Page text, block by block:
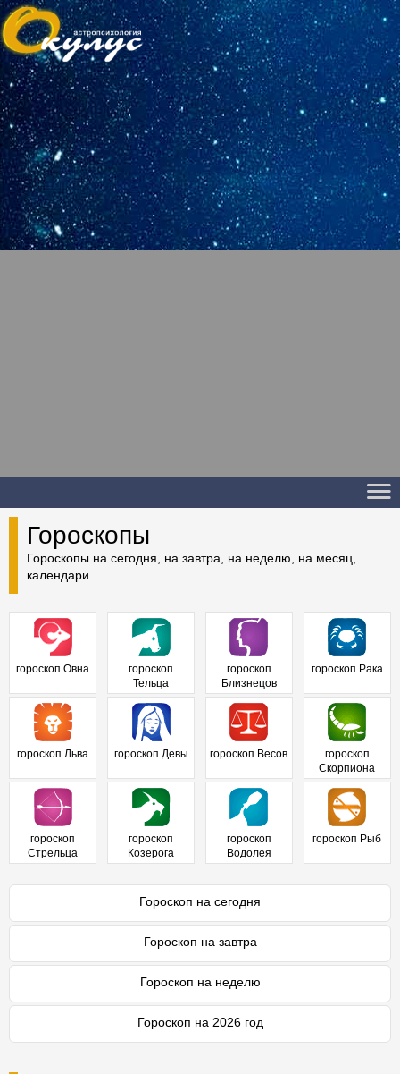
Гороскопы
Гороскопы на сегодня, на завтра, на неделю, на месяц,
календари
гороскоп Овна
гороскоп
Тельца
гороскоп
Близнецов
гороскоп Рака
гороскоп Льва гороскоп Девы гороскоп Весов
гороскоп
Скорпиона
гороскоп
Стрельца
гороскоп
Козерога
гороскоп
Водолея
гороскоп Рыб
Гороскоп на сегодня
Гороскоп на завтра
Гороскоп на неделю
Гороскоп на 2026 год